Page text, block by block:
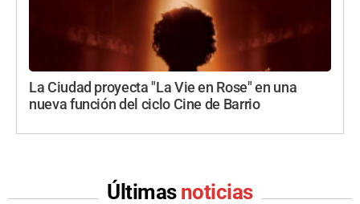
La Ciudad proyecta "La Vie en Rose" en una
nueva función del ciclo Cine de Barrio
Últimas noticias